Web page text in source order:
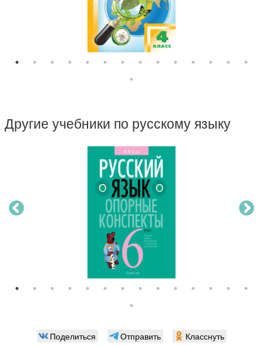
Другие учебники по русскому языку
Поделиться Отправить
Класснуть